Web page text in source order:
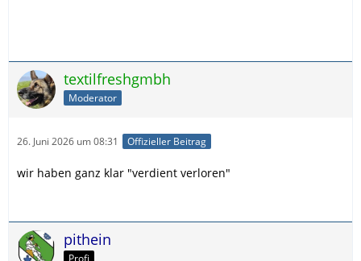
textilfreshgmbh
Moderator
26. Juni 2026 um 08:31 Offizieller Beitrag
wir haben ganz klar "verdient verloren"
pithein
Profi